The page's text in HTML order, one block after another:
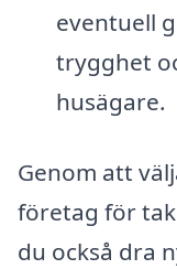
eventuell
trygghet
husägare.
Genom att
företag för
du också dra